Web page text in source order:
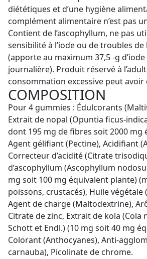
diététiques et d’une hygiène
complément alimentaire n’est pas
Contient de l’ascophyllum, ne pas
sensibilité à l’iode ou de troubles
(apporte au maximum 37,5 ‑g
journalière). Produit réservé à
consommation excessive peut avoir
COMPOSITION
Pour 4 gummies : Édulcorants
Extrait de nopal (Opuntia ficus-
dont 195 mg de fibres soit 2000 mg
Agent gélifiant (Pectine), Acidifiant
Correcteur d’acidité (Citrate
d’ascophyllum (Ascophyllum
mg soit 100 mg équivalent plante)
poissons, crustacés), Huile végétale
Agent de charge (Maltodextrine),
Citrate de zinc, Extrait de kola (Cola
Schott et Endl.) (10 mg soit 40 mg
Colorant (Anthocyanes), Anti-
carnauba), Picolinate de chrome.